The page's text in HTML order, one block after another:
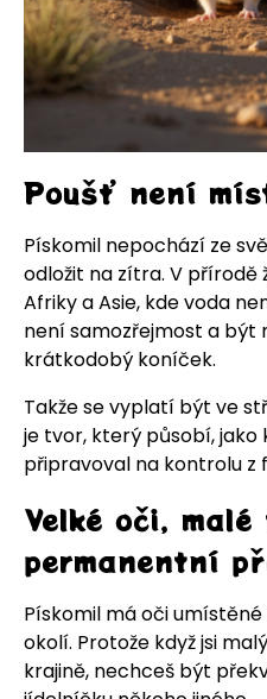
Poušť není
Pískomil nepochází ze
odložit na zítra. V přírodě
Afriky a Asie, kde voda
není samozřejmost a být
krátkodobý koníček.
Takže se vyplatí být ve
je tvor, který působí, jako
připravoval na kontrolu z
Velké oči,
permanentní
Pískomil má oči
okolí. Protože když jsi
krajině, nechceš být